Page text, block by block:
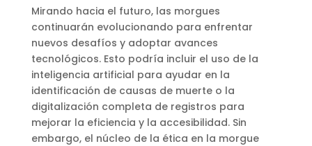
Mirando hacia el futuro, las morgues
continuarán evolucionando para enfrentar
nuevos desafíos y adoptar avances
tecnológicos. Esto podría incluir el uso de la
inteligencia artificial para ayudar en la
identificación de causas de muerte o la
digitalización completa de registros para
mejorar la eficiencia y la accesibilidad. Sin
embargo, el núcleo de la ética en la morgue